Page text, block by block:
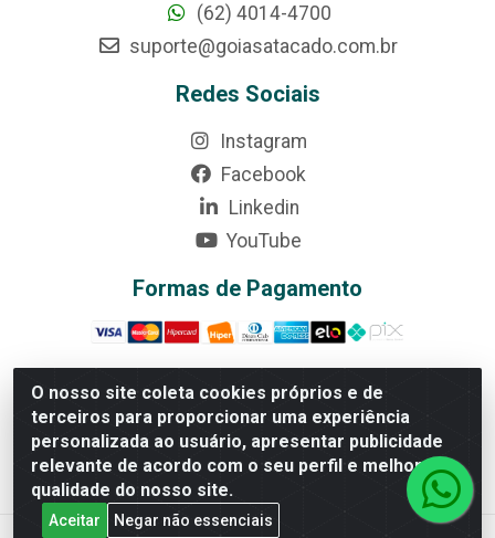
O nosso site coleta cookies próprios e de
terceiros para proporcionar uma experiência
personalizada ao usuário, apresentar publicidade
relevante de acordo com o seu perfil e melhorar a
qualidade do nosso site.
Aceitar Negar não essenciais
(62) 4014-4700
suporte@goiasatacado.com.br
Redes Sociais
Instagram
Facebook
Linkedin
YouTube
Formas de Pagamento
Rede Brasil - Avenida Universitária, nº 3860, Jardim das
Américas II Etapa - Anápolis/GO - CEP 75070-415 -
CNPJ 07.728.073/0002-24